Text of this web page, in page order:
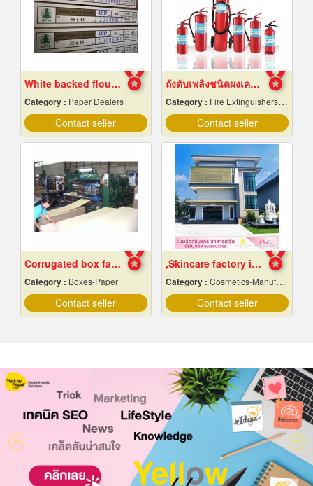
White backed flour box paper
Category : Paper Dealers
Contact seller
ถังดับเพลิงชนิดผงเคมีแห้ง
Category : Fire Extinguishers & Equipment
Contact seller
Corrugated box factory
Category : Boxes-Paper
Contact seller
,Skincare factory in Nakhon Pathom
Category : Cosmetics-Manufacturers Service
Contact seller